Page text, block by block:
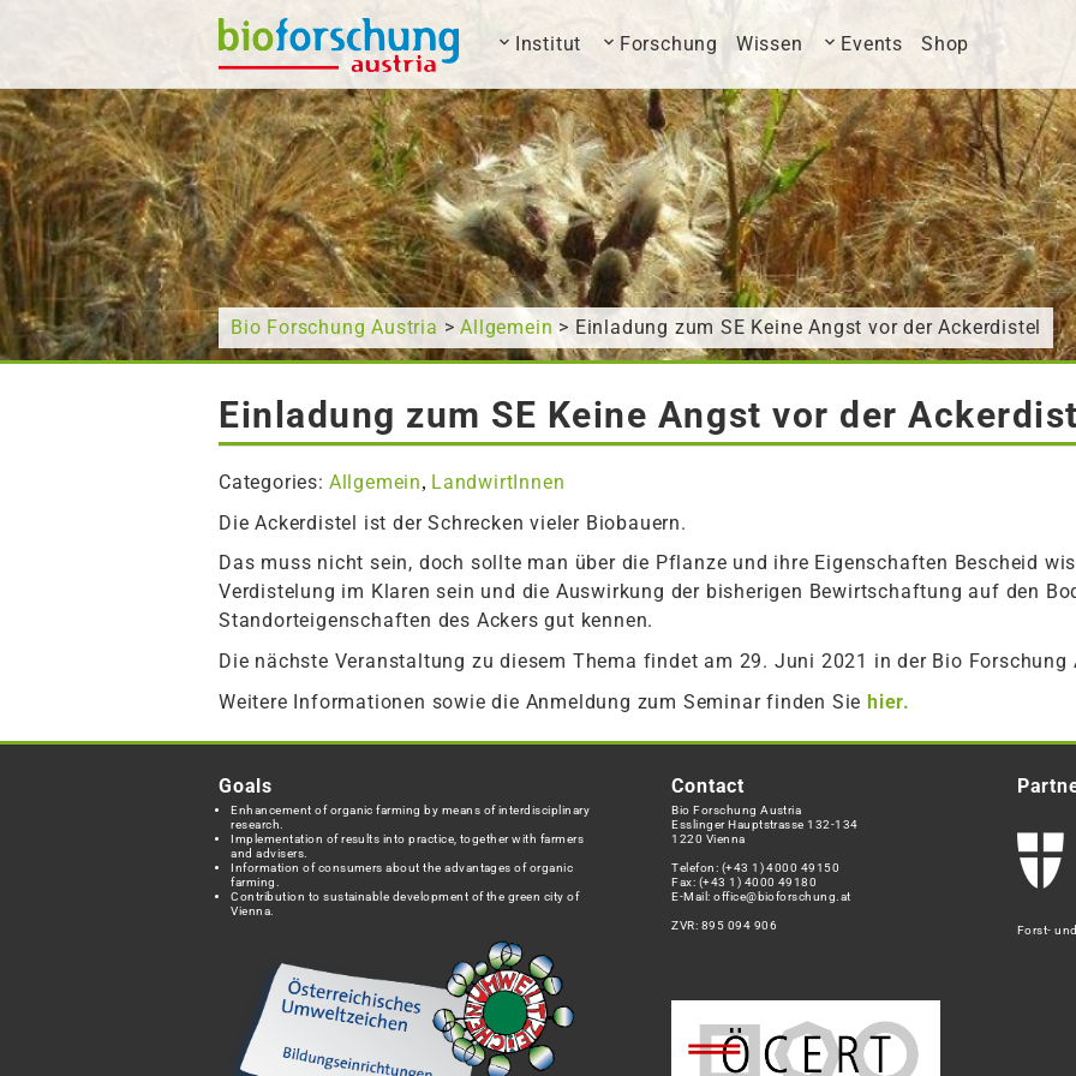
What are you looking for? Institut Forschung Wissen Events Shop
Bio Forschung Austria >Allgemein > Einladung zum SE Keine Angst vor der Ackerdistel
Einladung zum SE Keine Angst vor der
Categories: Allgemein, LandwirtInnen
Die Ackerdistel ist der Schrecken vieler Biobauern.
Das muss nicht sein, doch sollte man über die Pflanze und ihre Eigenschaften Bescheid
Verdistelung im Klaren sein und die Auswirkung der bisherigen Bewirtschaftung auf den
Standorteigenschaften des Ackers gut kennen.
Die nächste Veranstaltung zu diesem Thema findet am 29. Juni 2021 in der Bio
Weitere Informationen sowie die Anmeldung zum Seminar finden Sie hier.
Goals
Enhancement of organic farming by means of interdisciplinary
research.
Implementation of results into practice, together with farmers
and advisers.
Information of consumers about the advantages of organic
farming.
Contribution to sustainable development of the green city of
Vienna.
Contact
Bio Forschung Austria
Esslinger Hauptstrasse 132-134
1220 Vienna
Telefon: (+43 1) 4000 49150
Fax: (+43 1) 4000 49180
E-Mail:office@bioforschung.at
ZVR: 895 094 906 Forst-